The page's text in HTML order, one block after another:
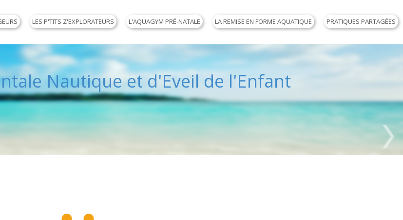
LES P'TITS Z'EXPLORATEURS L'AQUAGYM PRÉ-NATALE LA REMISE EN FORME AQUATIQUE PRATIQUES PARTAGÉES
Nautique et d'Eveil de l'Enfant